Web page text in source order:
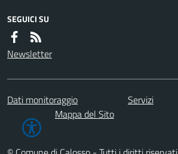
SEGUICI SU
Newsletter
Dati monitoraggio Servizi
Mappa del Sito